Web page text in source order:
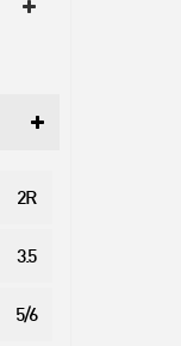
2R
3.5
5/6